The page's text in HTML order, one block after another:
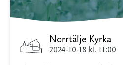
Norrtälje Kyrka
2024-10-18 kl. 11:00